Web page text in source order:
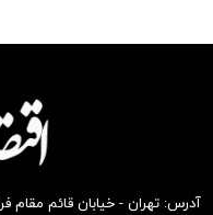
بخر !
آدرس: تهران - خیابان قائم